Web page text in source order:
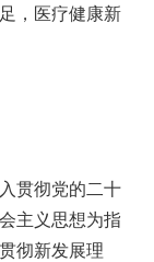
，医疗健康新
贯彻党的二十
主义思想为指
彻新发展理